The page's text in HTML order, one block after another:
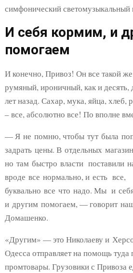
симфонический
И себя кормим, и
помогаем
И конечно, Привоз! Он все такой
румяный, ироничный, как и десять,
лет назад. Сахар, мука, яйца,
– все, абсолютно все! По вполне
— Я не помню, чтобы тут была
задрать цены. В отдельных
но там быстро власти поставили
вроде все нормально, и есть все,
буквально все что надо. Мы и
и другим помогаем, — говорит
Домашенко.
«Другим» — это Николаеву и
Одесса отправляет на помощь туда
промтовары. Грузовики с Привоза